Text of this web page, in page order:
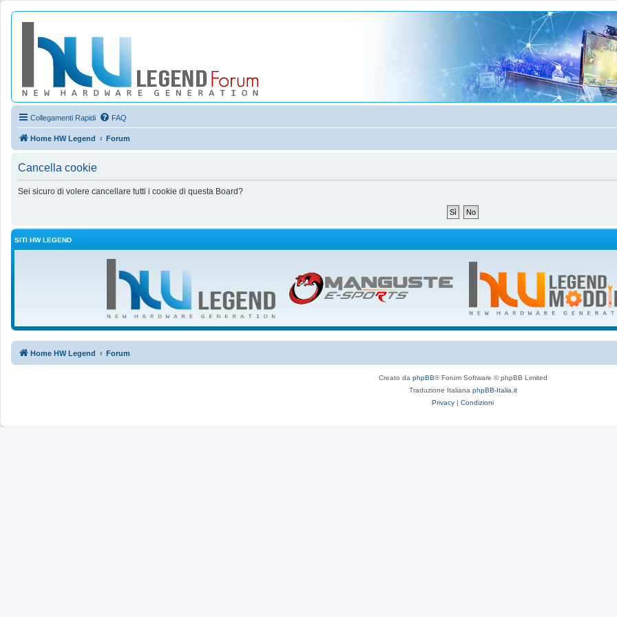
Collegamenti Rapidi FAQ
Home HW Legend Forum
Cancella cookie
Sei sicuro di volere cancellare tutti i cookie di questa Board?
SITI HW LEGEND
Home HW Legend Forum
Creato da phpBB® Forum Software © phpBB Limited
Traduzione Italiana phpBB-Italia.it
Privacy | Condizioni